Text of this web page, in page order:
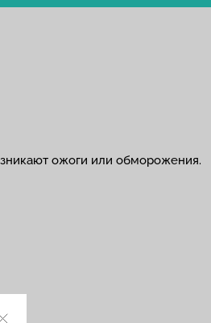
ожоги или обморожения.